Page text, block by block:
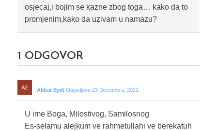
osjecaj,i bojim se kazne zbog toga… kako da to
promjenim,kako da uzivam u namazu?
1 ODGOVOR
Akbar Eydi Objavljeno 23 Decembra, 2021
U ime Boga, Milostivog, Samilosnog
Es-selamu alejkum ve rahmetullahi ve berekatuh